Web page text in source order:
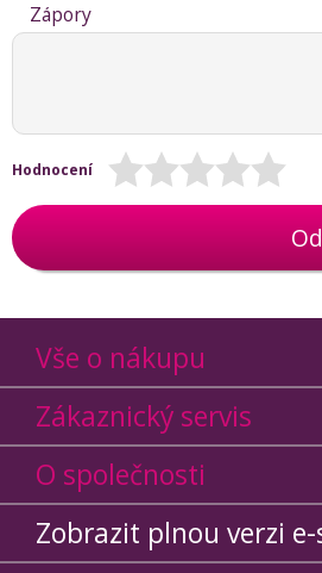
Zápory
Hodnocení
Vše o nákupu
Zákaznický servis
O společnosti
Zobrazit plnou verzi